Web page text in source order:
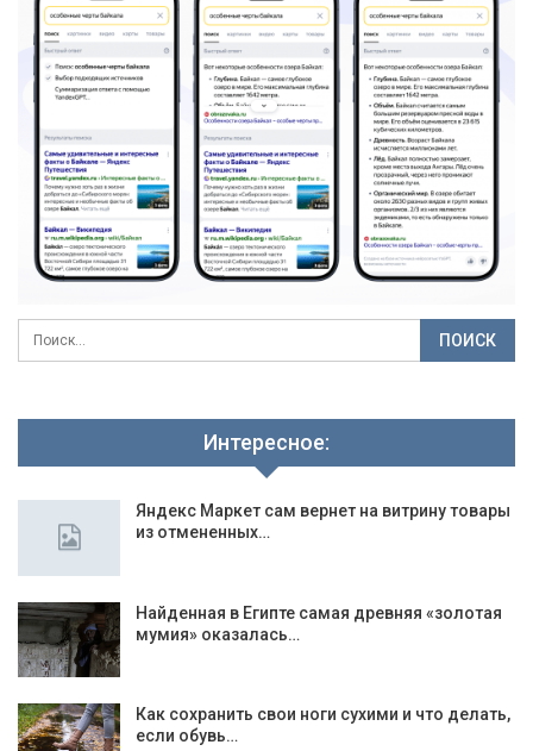
Интересное:
Яндекс Маркет сам вернет на витрину товары
из отмененных…
Найденная в Египте самая древняя «золотая
мумия» оказалась…
Как сохранить свои ноги сухими и что делать,
если обувь…